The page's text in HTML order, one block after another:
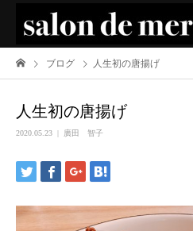
ブログ 人生初の唐揚げ
人生初の唐揚げ
2020.05.23 廣田 智子